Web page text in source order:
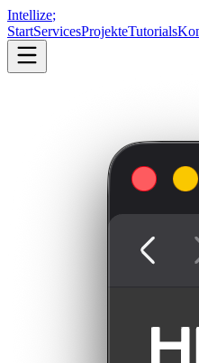
Intellize;
StartServicesProjekteTutorials